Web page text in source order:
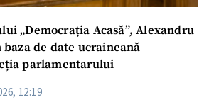
„Democrația Acasă”, Alexandru
de date ucraineană
parlamentarului
12:19